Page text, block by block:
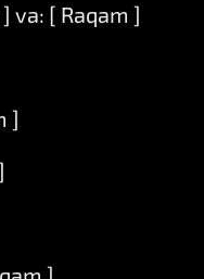
va: [ Raqam ]
]